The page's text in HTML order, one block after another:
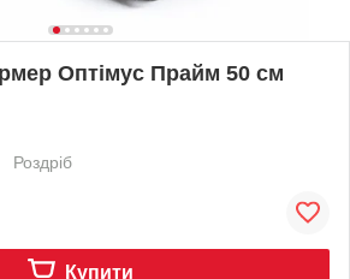
Оптімус Прайм 50 см
Роздріб
Купити